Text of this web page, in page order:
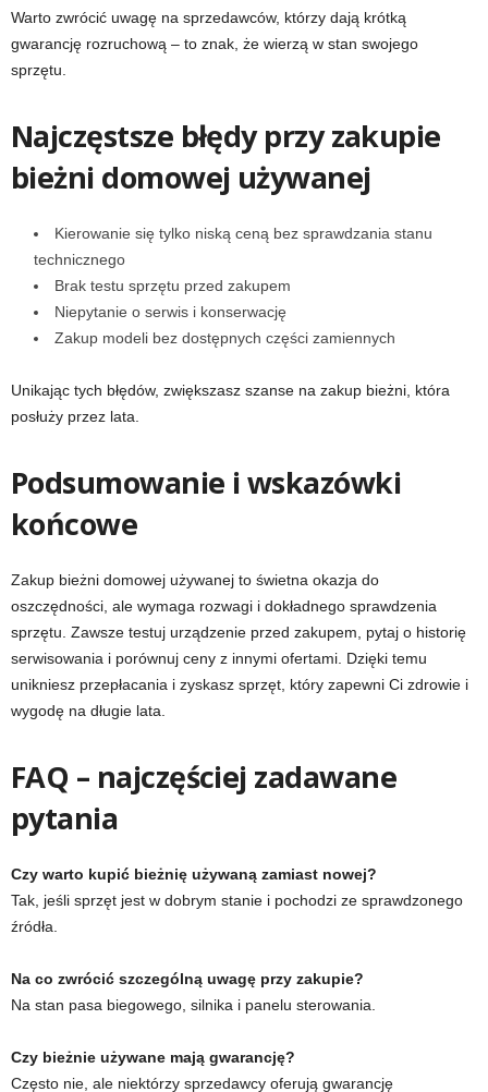
Warto zwrócić uwagę na sprzedawców, którzy dają krótką
gwarancję rozruchową – to znak, że wierzą w stan swojego
sprzętu.
Najczęstsze błędy przy zakupie
bieżni domowej używanej
Kierowanie się tylko niską ceną bez sprawdzania stanu
technicznego
Brak testu sprzętu przed zakupem
Niepytanie o serwis i konserwację
Zakup modeli bez dostępnych części zamiennych
Unikając tych błędów, zwiększasz szanse na zakup bieżni, która
posłuży przez lata.
Podsumowanie i wskazówki
końcowe
Zakup bieżni domowej używanej to świetna okazja do
oszczędności, ale wymaga rozwagi i dokładnego sprawdzenia
sprzętu. Zawsze testuj urządzenie przed zakupem, pytaj o historię
serwisowania i porównuj ceny z innymi ofertami. Dzięki temu
unikniesz przepłacania i zyskasz sprzęt, który zapewni Ci zdrowie i
wygodę na długie lata.
FAQ – najczęściej zadawane
pytania
Czy warto kupić bieżnię używaną zamiast nowej?
Tak, jeśli sprzęt jest w dobrym stanie i pochodzi ze sprawdzonego
źródła.
Na co zwrócić szczególną uwagę przy zakupie?
Na stan pasa biegowego, silnika i panelu sterowania.
Czy bieżnie używane mają gwarancję?
Często nie, ale niektórzy sprzedawcy oferują gwarancję